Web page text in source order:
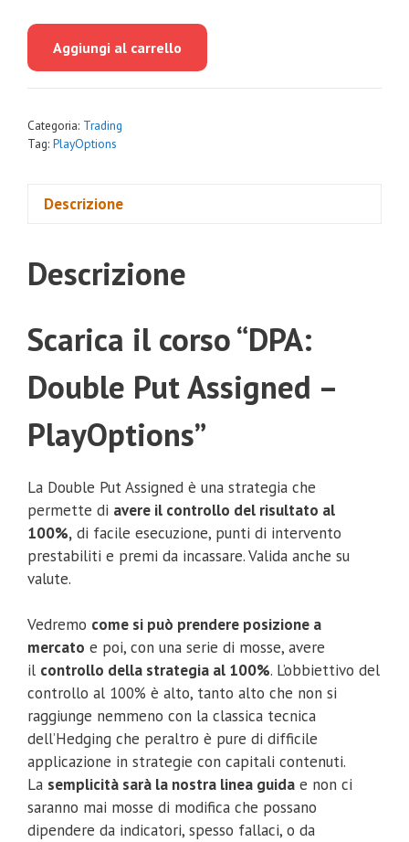
era:
è:
Aggiungi al carrello
Categoria: Trading
Tag: PlayOptions
Descrizione
Descrizione
Scarica il corso “DPA:
Double Put Assigned –
PlayOptions”
La Double Put Assigned è una strategia che
permette di avere il controllo del risultato al
100%, di facile esecuzione, punti di intervento
prestabiliti e premi da incassare. Valida anche su
valute.
Vedremo come si può prendere posizione a
mercato e poi, con una serie di mosse, avere
il controllo della strategia al 100%. L’obbiettivo del
controllo al 100% è alto, tanto alto che non si
raggiunge nemmeno con la classica tecnica
dell’Hedging che peraltro è pure di difficile
applicazione in strategie con capitali contenuti.
La semplicità sarà la nostra linea guida e non ci
saranno mai mosse di modifica che possano
dipendere da indicatori, spesso fallaci, o da